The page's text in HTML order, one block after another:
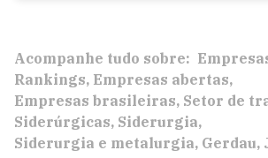
Acompanhe tudo sobre:
Rankings Empresas abertas
Empresas brasileiras Setor de
Siderúrgicas Siderurgia
Siderurgia e metalurgia Gerdau